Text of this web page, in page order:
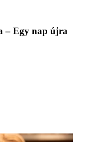
– Egy nap újra